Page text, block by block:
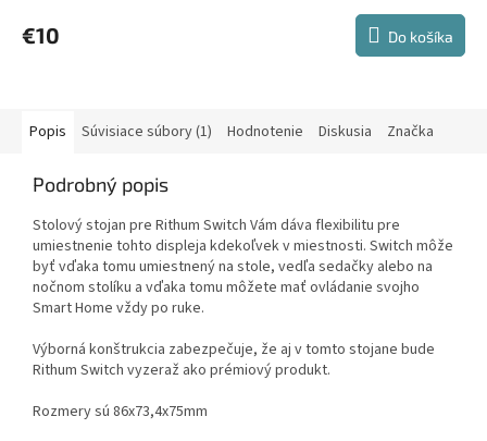
€10 Do košíka
Popis Súvisiace súbory (1) Hodnotenie Diskusia Značka
Podrobný popis
Stolový stojan pre Rithum Switch Vám dáva flexibilitu pre
umiestnenie tohto displeja kdekoľvek v miestnosti. Switch môže
byť vďaka tomu umiestnený na stole, vedľa sedačky alebo na
nočnom stolíku a vďaka tomu môžete mať ovládanie svojho
Smart Home vždy po ruke.
Výborná konštrukcia zabezpečuje, že aj v tomto stojane bude
Rithum Switch vyzeraž ako prémiový produkt.
Rozmery sú 86x73,4x75mm